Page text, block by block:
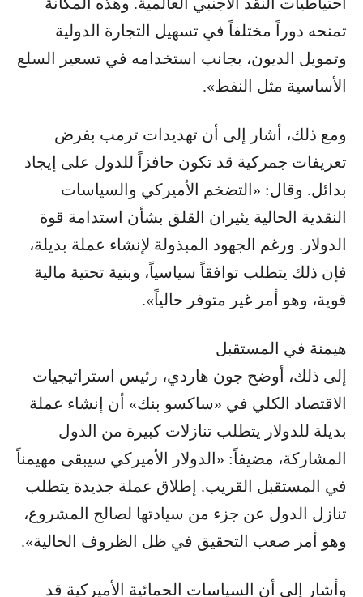
تمنحه دوراً مختلفاً في تسهيل التجارة الدولية
وتمويل الديون، بجانب استخدامه في تسعير السلع
الأساسية مثل النفط».
ومع ذلك، أشار إلى أن تهديدات ترمب بفرض
تعريفات جمركية قد تكون حافزاً للدول على إيجاد
بدائل. وقال: «التضخم الأميركي والسياسات
النقدية الحالية يثيران القلق بشأن استدامة قوة
الدولار. ورغم الجهود المبذولة لإنشاء عملة بديلة،
فإن ذلك يتطلب توافقاً سياسياً، وبنية تحتية مالية
قوية، وهو أمر غير متوفر حالياً».
هيمنة في المستقبل
إلى ذلك، أوضح جون هاردي، رئيس استراتيجيات
الاقتصاد الكلي في «ساكسو بنك» أن إنشاء عملة
بديلة للدولار يتطلب تنازلات كبيرة من الدول
المشاركة، مضيفاً: «الدولار الأميركي سيبقى مهيمناً
في المستقبل القريب. إطلاق عملة جديدة يتطلب
تنازل الدول عن جزء من سيادتها لصالح المشروع،
وهو أمر صعب التحقيق في ظل الظروف الحالية».
وأشار إلى أن السياسات الحمائية الأميركية قد